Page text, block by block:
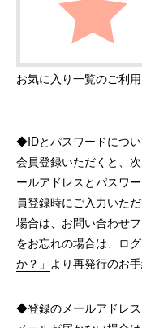
お気に入り一覧のご利用
◆IDとパスワードにつ
会員登録いただくと、
ールアドレスとパスワ
員登録時にご入力いた
場合は、お問い合わせ
をお忘れの場合は、ロ
か？」 より再発行のお
◆登録のメールアドレ